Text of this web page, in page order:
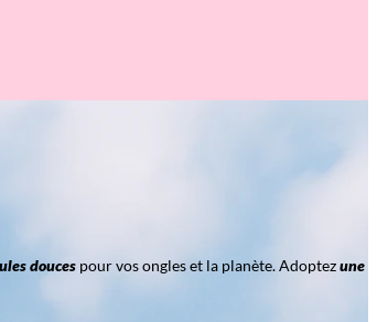
doucespour vos ongles et la planète. Adoptezune